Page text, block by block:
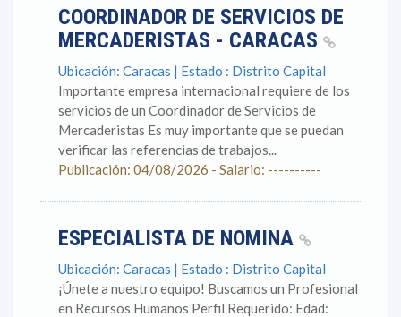
COORDINADOR DE SERVICIOS DE
MERCADERISTAS - CARACAS
Ubicación: Caracas | Estado : Distrito Capital
Importante empresa internacional requiere de los
servicios de un Coordinador de Servicios de
Mercaderistas Es muy importante que se puedan
verificar las referencias de trabajos...
Publicación: 04/08/2026 - Salario: ----------
ESPECIALISTA DE NOMINA
Ubicación: Caracas | Estado : Distrito Capital
¡Únete a nuestro equipo! Buscamos un Profesional
en Recursos Humanos Perfil Requerido: Edad: